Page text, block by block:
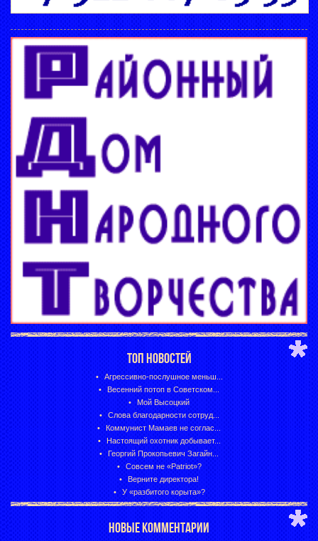
ТОП НОВОСТЕЙ
Агрессивно-послушное меньш...
Весенний потоп в Советском...
Мой Высоцкий
Слова благодарности сотруд...
Коммунист Мамаев не соглас...
Настоящий охотник добывает...
Георгий Прокопьевич Загайн...
Совсем не «Patriot»?
Верните директора!
У «разбитого корыта»?
НОВЫЕ КОММЕНТАРИИ